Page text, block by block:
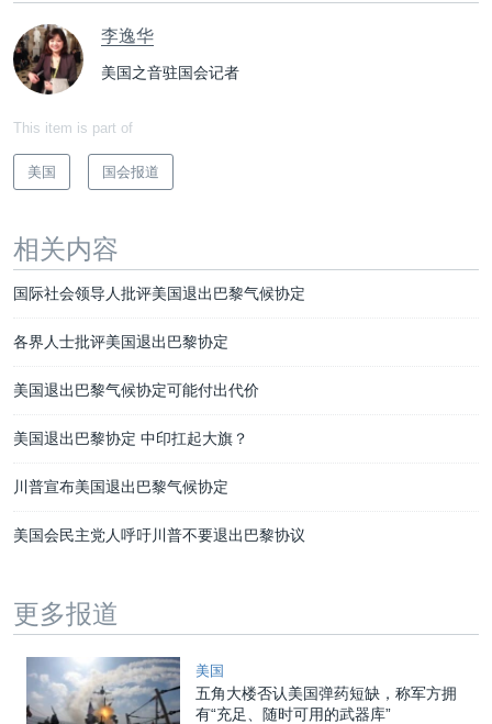
李逸华
美国之音驻国会记者
This item is part of
美国 国会报道
相关内容
国际社会领导人批评美国退出巴黎气候协定
各界人士批评美国退出巴黎协定
美国退出巴黎气候协定可能付出代价
美国退出巴黎协定 中印扛起大旗？
川普宣布美国退出巴黎气候协定
美国会民主党人呼吁川普不要退出巴黎协议
更多报道
美国
五角大楼否认美国弹药短缺，称军方拥
有“充足、随时可用的武器库”